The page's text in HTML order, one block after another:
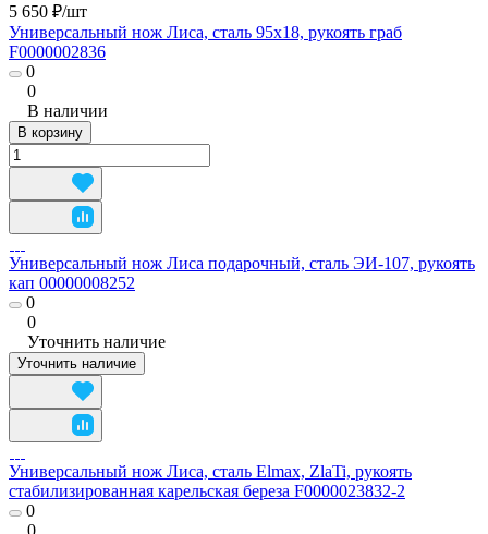
5 650 ₽/шт
Универсальный нож Лиса, сталь 95х18, рукоять граб
F0000002836
0
0
В наличии
В корзину
Универсальный нож Лиса подарочный, сталь ЭИ-107, рукоять
кап 00000008252
0
0
Уточнить наличие
Уточнить наличие
Универсальный нож Лиса, сталь Elmax, ZlaTi, рукоять
стабилизированная карельская береза F0000023832-2
0
0